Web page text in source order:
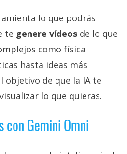
lo que podrás
te genere vídeos de lo que
como física
hasta ideas más
objetivo de que la IA te
lo que quieras.
con Gemini Omni